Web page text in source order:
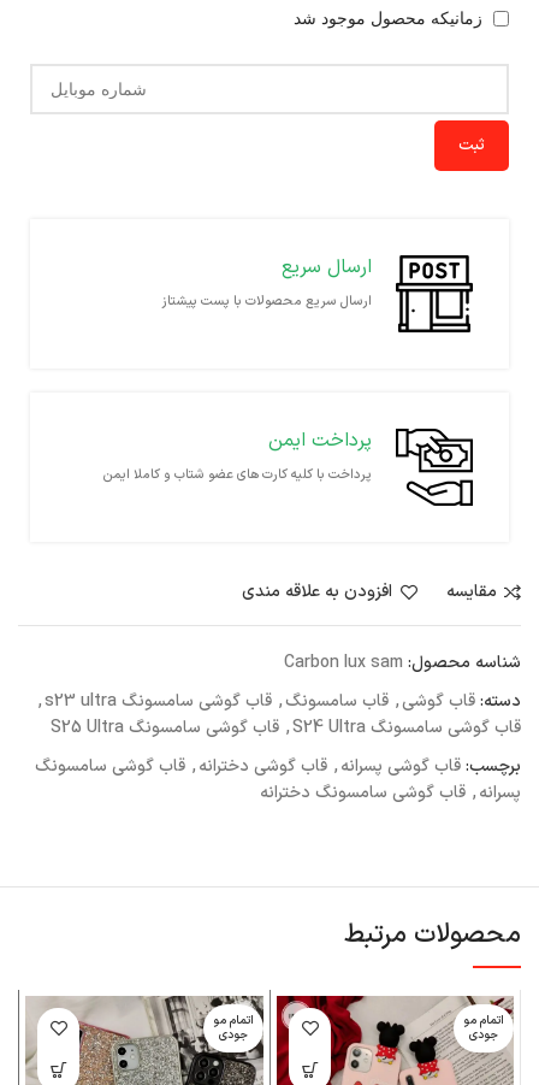
زمانیکه محصول موجود شد
ثبت
ارسال سریع
ارسال سریع محصولات با پست پیشتاز
پرداخت ایمن
پرداخت با کلیه کارت های عضو شتاب و کاملا ایمن
مقايسه افزودن به علاقه مندی
شناسه محصول: Carbon lux sam
دسته:قاب گوشی, قاب سامسونگ, قاب گوشی سامسونگ s23 ultra
,
قاب گوشی سامسونگ S24 Ultra
, قاب گوشی سامسونگ S25 Ultra
برچسب:قاب گوشی پسرانه, قاب گوشی دخترانه, قاب گوشی سامسونگ
پسرانه, قاب گوشی سامسونگ دخترانه
محصولات مرتبط
اتمام مو
جودی
اتمام مو
جودی